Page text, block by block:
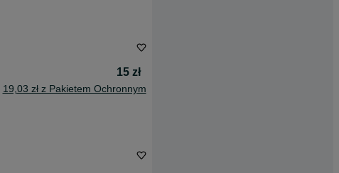
15 zł
19,03 zł z Pakietem Ochronnym